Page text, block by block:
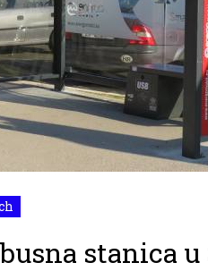
stanica